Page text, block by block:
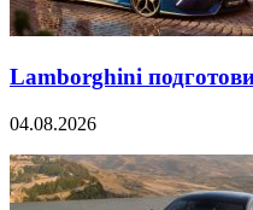
Lamborghini
04.08.2026